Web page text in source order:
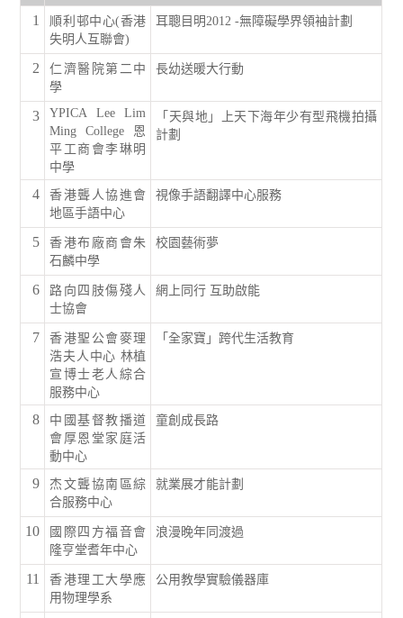
1
順利邨中心(香港
失明人互聯會)
耳聰目明2012 -無障礙學界領袖計劃
2
仁濟醫院第二中
學
長幼送暖大行動
3
YPICA Lee Lim
Ming College 恩
平工商會李琳明
中學
「天與地」上天下海年少有型飛機拍攝
計劃
4
香港聾人協進會
地區手語中心
視像手語翻譯中心服務
5
香港布廠商會朱
石麟中學
校園藝術夢
6
路向四肢傷殘人
士協會
網上同行 互助啟能
7
香港聖公會麥理
浩夫人中心 林植
宣博士老人綜合
服務中心
「全家寶」跨代生活教育
8
中國基督教播道
會厚恩堂家庭活
動中心
童創成長路
9
杰文聾協南區綜
合服務中心
就業展才能計劃
10
國際四方福音會
隆亨堂耆年中心
浪漫晚年同渡過
11
香港理工大學應
用物理學系
公用教學實驗儀器庫